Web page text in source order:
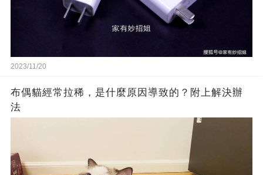
2023/11/20
布偶貓經常拉稀，是什麼原因導致的？附上解決辦
法